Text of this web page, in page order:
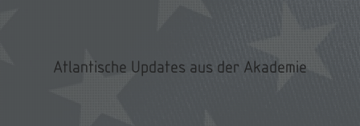
Atlantische Updates aus der Akademie